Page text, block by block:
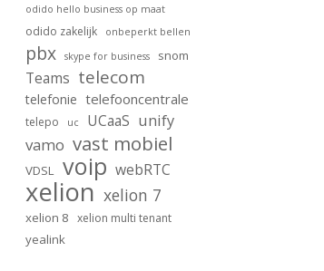
odido hello business op maat
odido zakelijk onbeperkt bellen
pbx skype for business snom
Teams telecom
telefonie telefooncentrale
telepo uc UCaaS unify
vamo vast mobiel
VDSL voip webRTC
xelion xelion 7
xelion 8 xelion multi tenant
yealink